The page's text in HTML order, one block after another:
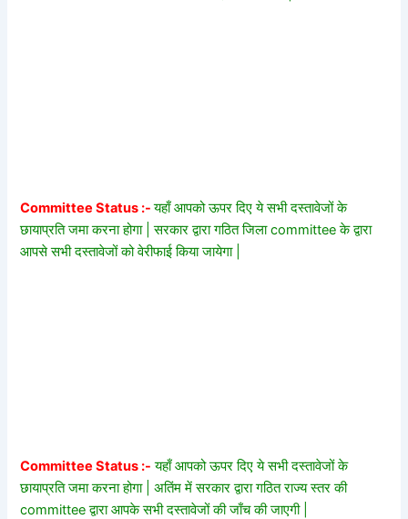
Committee Status :- यहाँ आपको ऊपर दिए ये सभी दस्तावेजों के
छायाप्रति जमा करना होगा | सरकार द्वारा गठित जिला committee के द्वारा
आपसे सभी दस्तावेजों को वेरीफाई किया जायेगा |
Committee Status :- यहाँ आपको ऊपर दिए ये सभी दस्तावेजों के
छायाप्रति जमा करना होगा | अतिंम में सरकार द्वारा गठित राज्य स्तर की
committee द्वारा आपके सभी दस्तावेजों की जाँच की जाएगी |